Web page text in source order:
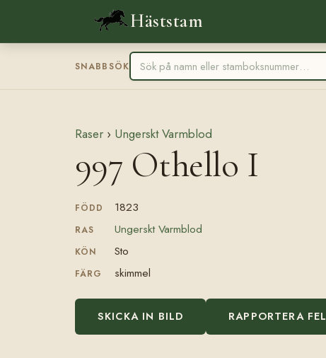
Häststam
SNABBSÖK
Raser › Ungerskt Varmblod
997 Othello I
FÖDD 1823
RAS Ungerskt Varmblod
KÖN Sto
FÄRG skimmel
SKICKA IN BILD RAPPORTERA FEL